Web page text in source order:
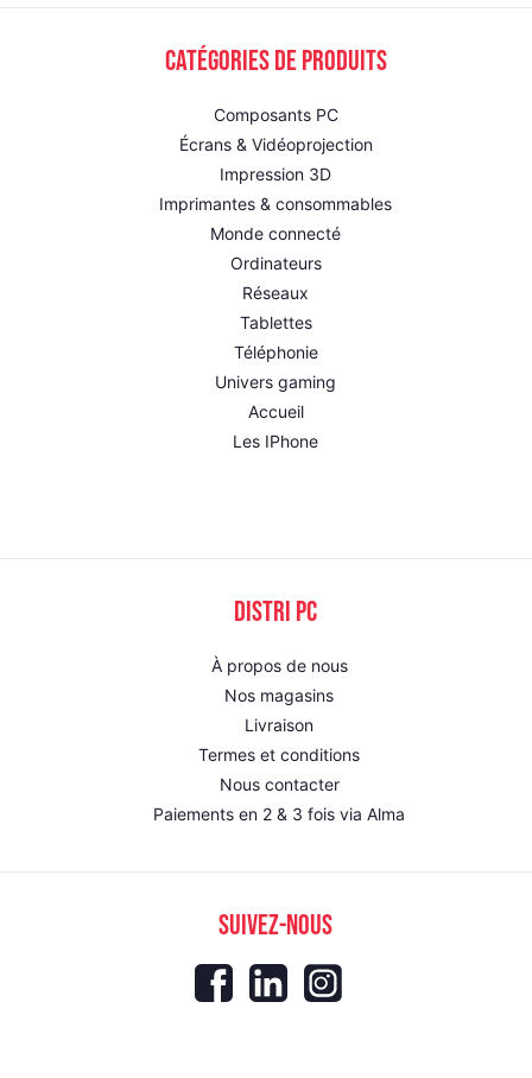
Catégories de produits
Composants PC
Écrans & Vidéoprojection
Impression 3D
Imprimantes & consommables
Monde connecté
Ordinateurs
Réseaux
Tablettes
Téléphonie
Univers gaming
Accueil
Les IPhone
DISTRI PC
À propos de nous
Nos magasins
Livraison
Termes et conditions
Nous contacter
Paiements en 2 & 3 fois via Alma
SUIVEZ-NOUS